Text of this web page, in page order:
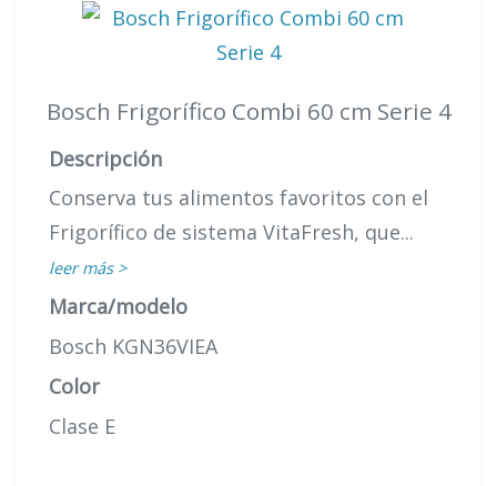
Bosch Frigorífico Combi 60 cm Serie 4
Descripción
Conserva tus alimentos favoritos con el
Frigorífico de sistema VitaFresh, que...
leer más >
Marca/modelo
Bosch KGN36VIEA
Color
Clase E